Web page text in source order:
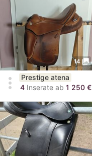
14 photo_library
more_vert
Prestige atena
4 Inserate ab 1 250 €